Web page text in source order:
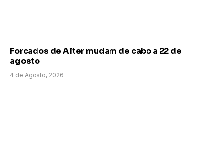
Forcados de Alter mudam de cabo a 22 de
agosto
4 de Agosto, 2026